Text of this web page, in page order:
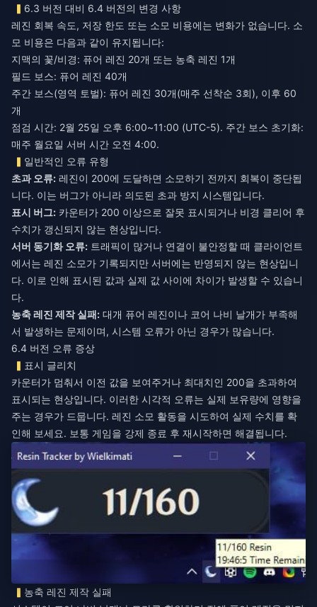
6.3 버전 대비 6.4 버전의 변경 사항
레진 회복 속도, 저장 한도 또는 소모 비용에는 변화가 없습니다. 소
모 비용은 다음과 같이 유지됩니다:
지맥의 꽃/비경: 퓨어 레진 20개 또는 농축 레진 1개
필드 보스: 퓨어 레진 40개
주간 보스(영역 토벌): 퓨어 레진 30개(매주 선착순 3회), 이후 60
개
점검 시간: 2월 25일 오후 6:00~11:00 (UTC-5). 주간 보스 초기화:
매주 월요일 서버 시간 오전 4:00.
일반적인 오류 유형
초과 오류: 레진이 200에 도달하면 소모하기 전까지 회복이 중단됩
니다. 이는 버그가 아니라 의도된 초과 방지 시스템입니다.
표시 버그: 카운터가 200 이상으로 잘못 표시되거나 비경 클리어 후
수치가 갱신되지 않는 현상입니다.
서버 동기화 오류: 트래픽이 많거나 연결이 불안정할 때 클라이언트
에서는 레진 소모가 기록되지만 서버에는 반영되지 않는 현상입니
다. 이로 인해 표시된 값과 실제 값 사이에 차이가 발생할 수 있습니
다.
농축 레진 제작 실패: 대개 퓨어 레진이나 코어 나비 날개가 부족해
서 발생하는 문제이며, 시스템 오류가 아닌 경우가 많습니다.
6.4 버전 오류 증상
표시 글리치
카운터가 멈춰서 이전 값을 보여주거나 최대치인 200을 초과하여
표시되는 현상입니다. 이러한 시각적 오류는 실제 보유량에 영향을
주는 경우가 드뭅니다. 레진 소모 활동을 시도하여 실제 수치를 확
인해 보세요. 보통 게임을 강제 종료 후 재시작하면 해결됩니다.
농축 레진 제작 실패